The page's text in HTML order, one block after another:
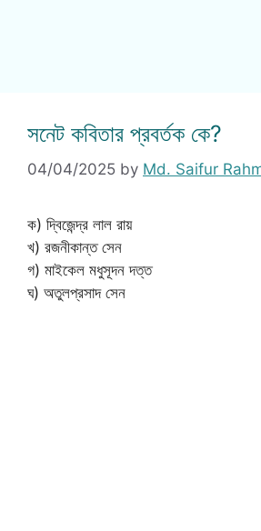
সনেট কবিতার প্রবর্তক কে?
04/04/2025 by Md. Saifur
ক) দ্বিজেন্দ্র লাল রায়
খ) রজনীকান্ত সেন
গ) মাইকেল মধুসূদন দত্ত
ঘ) অতুলপ্রসাদ সেন